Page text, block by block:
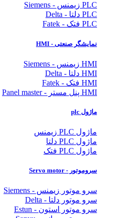
PLC زیمنس - Siemens
PLC دلتا - Delta
PLC فتک - Fatek
نمایشگر صنعتی - HMI
HMI زیمنس - Siemens
HMI دلتا - Delta
HMI فتک - Fatek
HMI پنل مستر - Panel master
ماژول plc
ماژول PLC زیمنس
ماژول PLC دلتا
ماژول PLC فتک
سروموتور - Servo motor
سرو موتور زیمنس - Siemens
سرو موتور دلتا - Delta
سرو موتور استون - Estun